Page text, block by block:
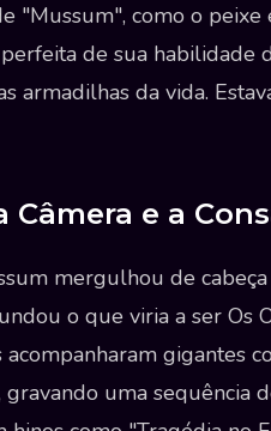
"Mussum", como o peixe
de sua habilidade
armadilhas da vida.
Câmera e a
mergulhou de
o que viria a ser Os
gigantes
uma sequência